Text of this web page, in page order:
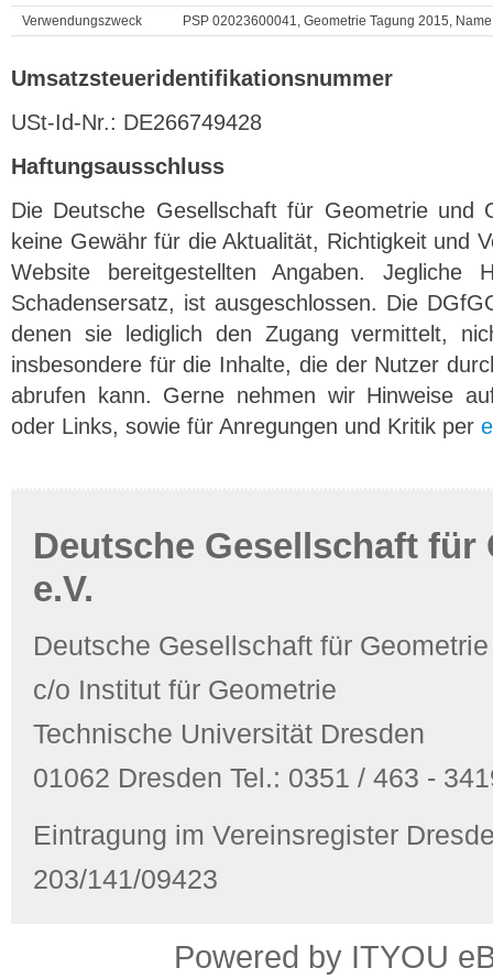
Verwendungszweck
PSP 02023600041, Geometrie Tagung 2015,
Umsatzsteueridentifikationsnummer
USt-Id-Nr.: DE266749428
Haftungsausschluss
Die Deutsche Gesellschaft für Geometrie und
keine Gewähr für die Aktualität, Richtigkeit und
Website bereitgestellten Angaben. Jegliche
Schadensersatz, ist ausgeschlossen. Die
denen sie lediglich den Zugang vermittelt,
insbesondere für die Inhalte, die der Nutzer
abrufen kann. Gerne nehmen wir Hinweise
oder Links, sowie für Anregungen und Kritik per
Deutsche Gesellschaft für
e.V.
Deutsche Gesellschaft für
c/o Institut für Geometrie
Technische Universität Dresden
01062 Dresden Tel.: 0351 / 463 -
Eintragung im Vereinsregister
203/141/09423
Powered by ITYOU